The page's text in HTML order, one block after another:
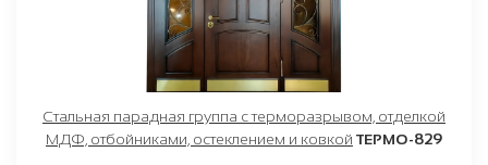
Стальная парадная группа с терморазрывом, отделкой
МДФ, отбойниками, остеклением и ковкой ТЕРМО-829